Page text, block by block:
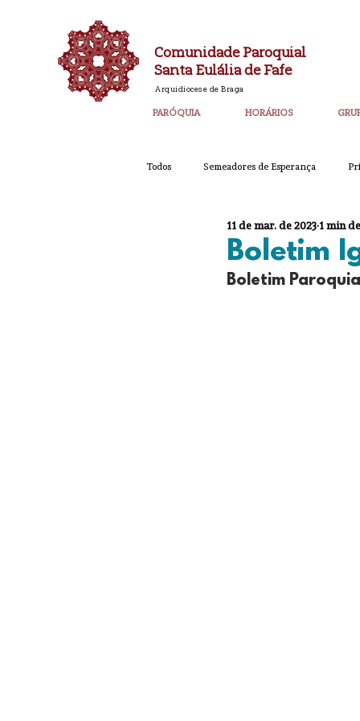
Comunidade Paroquial
Santa Eulália de Fafe
Arquidiocese de Braga
PARÓQUIA HORÁRIOS
Todos Semeadores de Esperança
Ano PAstoral
Boletim
11 de mar. de 20231 min
Boletim